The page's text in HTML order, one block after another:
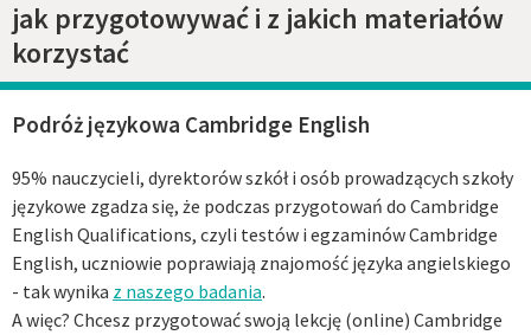
jak przygotowywać i z jakich materiałów
korzystać
Podróż językowa Cambridge English
95% nauczycieli, dyrektorów szkół i osób prowadzących szkoły
językowe zgadza się, że podczas przygotowań do Cambridge
English Qualifications, czyli testów i egzaminów Cambridge
English, uczniowie poprawiają znajomość języka angielskiego
- tak wynika z naszego badania.
A więc? Chcesz przygotować swoją lekcję (online) Cambridge